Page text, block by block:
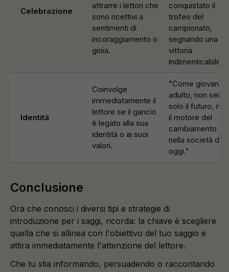
Celebrazione
attrarre i lettori che
sono ricettivi a
sentimenti di
incoraggiamento o
gioia.
conquistato il
trofeo del
campionato,
segnando una
vittoria
indimenticabile."
Identità
Coinvolge
immediatamente il
lettore se il gancio
è legato alla sua
identità o ai suoi
valori.
"Come giovane
adulto, non sei
solo il futuro, ma
il motore del
cambiamento
nella società di
oggi."
Conclusione
Ora che conosci i diversi tipi e strategie di
introduzione per i saggi, ricorda: la chiave è scegliere
quella che si allinea con l'obiettivo del tuo saggio e
attira immediatamente l'attenzione del lettore.
Che tu stia informando, persuadendo o raccontando